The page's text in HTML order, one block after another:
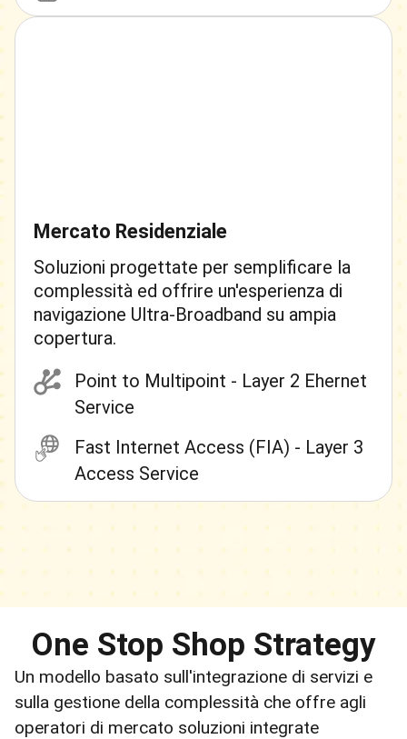
Mercato Residenziale
Soluzioni progettate per semplificare la
complessità ed offrire un'esperienza di
navigazione Ultra-Broadband su ampia
copertura.
Point to Multipoint - Layer 2 Ehernet
Service
Fast Internet Access (FIA) - Layer 3
Access Service
One Stop Shop Strategy
Un modello basato sull'integrazione di servizi e
sulla gestione della complessità che offre agli
operatori di mercato soluzioni integrate